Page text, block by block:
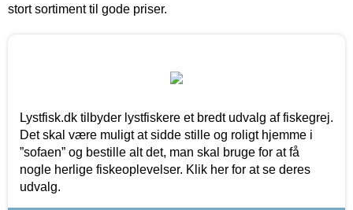
stort sortiment til gode priser.
Lystfisk.dk tilbyder lystfiskere et bredt udvalg af fiskegrej.
Det skal være muligt at sidde stille og roligt hjemme i
”sofaen” og bestille alt det, man skal bruge for at få
nogle herlige fiskeoplevelser. Klik her for at se deres
udvalg.